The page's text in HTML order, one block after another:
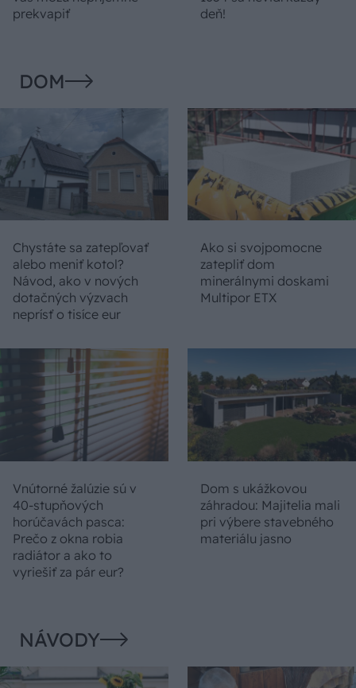
prekvapiť
deň!
DOM
Chystáte sa zatepľovať
alebo meniť kotol?
Návod, ako v nových
dotačných výzvach
neprísť o tisíce eur
Ako si svojpomocne
zatepliť dom
minerálnymi doskami
Multipor ETX
Vnútorné žalúzie sú v
40-stupňových
horúčavách pasca:
Prečo z okna robia
radiátor a ako to
vyriešiť za pár eur?
Dom s ukážkovou
záhradou: Majitelia mali
pri výbere stavebného
materiálu jasno
NÁVODY